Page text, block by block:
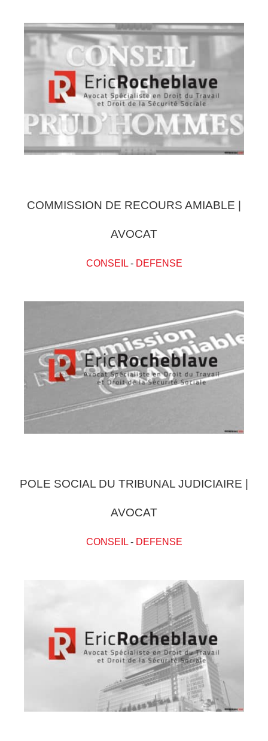
COMMISSION DE RECOURS AMIABLE |
AVOCAT
CONSEIL- DEFENSE
POLE SOCIAL DU TRIBUNAL JUDICIAIRE |
AVOCAT
CONSEIL- DEFENSE